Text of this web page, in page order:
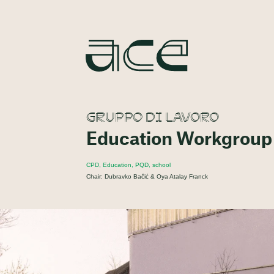
GRUPPO DI LAVORO
Education Workgroup
CPD, Education, PQD, school
Chair: Dubravko Bačić & Oya Atalay Franck